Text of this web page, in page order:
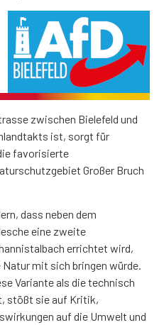
zwischen Bielefeld und
ist, sorgt für
favorisierte
Großer Bruch
dass neben dem
eine zweite
errichtet wird,
mit sich bringen würde.
Variante als die technisch
stößt sie auf Kritik,
auf die Umwelt und